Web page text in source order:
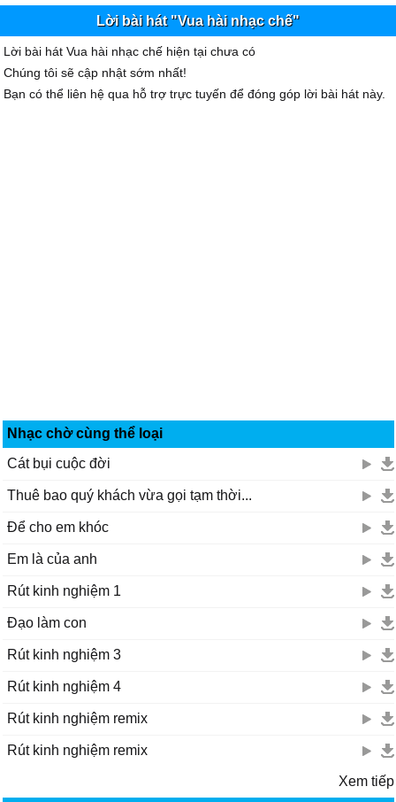
Lời bài hát "Vua hài nhạc chế"
Lời bài hát Vua hài nhạc chế hiện tại chưa có
Chúng tôi sẽ cập nhật sớm nhất!
Bạn có thể liên hệ qua hỗ trợ trực tuyến để đóng góp lời bài hát này.
Nhạc chờ cùng thể loại
Cát bụi cuộc đời
Thuê bao quý khách vừa gọi tạm thời...
Để cho em khóc
Em là của anh
Rút kinh nghiệm 1
Đạo làm con
Rút kinh nghiệm 3
Rút kinh nghiệm 4
Rút kinh nghiệm remix
Rút kinh nghiệm remix
Xem tiếp